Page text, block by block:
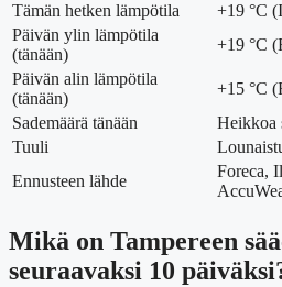
Tämän hetken lämpötila
+19 °C
Päivän ylin lämpötila
(tänään)
+19 °C
Päivän alin lämpötila
(tänään)
+15 °C
Sademäärä tänään
Heikkoa
Tuuli
Ennusteen lähde
Foreca,
Mikä on Tampereen
seuraavaksi 10